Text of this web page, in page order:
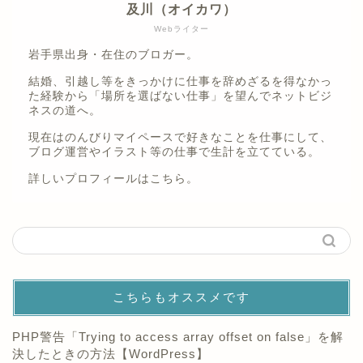
Webライター
及川（オイカワ）
岩手県出身・在住のブロガー。
結婚、引越し等をきっかけに仕事を辞めざるを得なかっ
た経験から「場所を選ばない仕事」を望んでネットビジ
ネスの道へ。
現在はのんびりマイペースで好きなことを仕事にして、
ブログ運営やイラスト等の仕事で生計を立てている。
詳しいプロフィールは こちら。
こちらもオススメです
PHP警告「Trying to access array offset on false」を解
決したときの方法【WordPress】